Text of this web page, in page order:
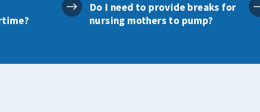
Do I need to provide breaks for
nursing mothers to pump?